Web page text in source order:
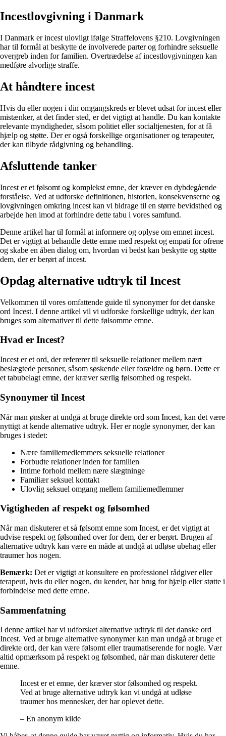
Incestlovgivning i Danmark
I Danmark er incest ulovligt ifølge Straffelovens §210. Lovgivningen
har til formål at beskytte de involverede parter og forhindre seksuelle
overgreb inden for familien. Overtrædelse af incestlovgivningen kan
medføre alvorlige straffe.
At håndtere incest
Hvis du eller nogen i din omgangskreds er blevet udsat for incest eller
mistænker, at det finder sted, er det vigtigt at handle. Du kan kontakte
relevante myndigheder, såsom politiet eller socialtjenesten, for at få
hjælp og støtte. Der er også forskellige organisationer og terapeuter,
der kan tilbyde rådgivning og behandling.
Afsluttende tanker
Incest er et følsomt og komplekst emne, der kræver en dybdegående
forståelse. Ved at udforske definitionen, historien, konsekvenserne og
lovgivningen omkring incest kan vi bidrage til en større bevidsthed og
arbejde hen imod at forhindre dette tabu i vores samfund.
Denne artikel har til formål at informere og oplyse om emnet incest.
Det er vigtigt at behandle dette emne med respekt og empati for ofrene
og skabe en åben dialog om, hvordan vi bedst kan beskytte og støtte
dem, der er berørt af incest.
Opdag alternative udtryk til Incest
Velkommen til vores omfattende guide til synonymer for det danske
ord Incest. I denne artikel vil vi udforske forskellige udtryk, der kan
bruges som alternativer til dette følsomme emne.
Hvad er Incest?
Incest er et ord, der refererer til seksuelle relationer mellem nært
beslægtede personer, såsom søskende eller forældre og børn. Dette er
et tabubelagt emne, der kræver særlig følsomhed og respekt.
Synonymer til Incest
Når man ønsker at undgå at bruge direkte ord som Incest, kan det være
nyttigt at kende alternative udtryk. Her er nogle synonymer, der kan
bruges i stedet:
Nære familiemedlemmers seksuelle relationer
Forbudte relationer inden for familien
Intime forhold mellem nære slægtninge
Familiær seksuel kontakt
Ulovlig seksuel omgang mellem familiemedlemmer
Vigtigheden af ​​respekt og følsomhed
Når man diskuterer et så følsomt emne som Incest, er det vigtigt at
udvise respekt og følsomhed over for dem, der er berørt. Brugen af
alternative udtryk kan være en måde at undgå at udløse ubehag eller
traumer hos nogen.
Bemærk: Det er vigtigt at konsultere en professionel rådgiver eller
terapeut, hvis du eller nogen, du kender, har brug for hjælp eller støtte i
forbindelse med dette emne.
Sammenfatning
I denne artikel har vi udforsket alternative udtryk til det danske ord
Incest. Ved at bruge alternative synonymer kan man undgå at bruge et
direkte ord, der kan være følsomt eller traumatiserende for nogle. Vær
altid opmærksom på respekt og følsomhed, når man diskuterer dette
emne.
Incest er et emne, der kræver stor følsomhed og respekt.
Ved at bruge alternative udtryk kan vi undgå at udløse
traumer hos mennesker, der har oplevet dette.
– En anonym kilde